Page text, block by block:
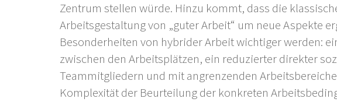
Zentrum stellen würde. Hinzu kommt, dass die
Arbeitsgestaltung von „guter Arbeit“ um neue Aspekte
Besonderheiten von hybrider Arbeit wichtiger werden:
zwischen den Arbeitsplätzen, ein reduzierter direkter
Teammitgliedern und mit angrenzenden
Komplexität der Beurteilung der konkreten